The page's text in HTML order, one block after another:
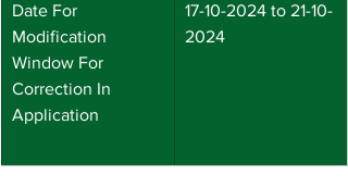
Date For
Modification
Window For
Correction In
Application
17-10-2024 to 21-10-
2024